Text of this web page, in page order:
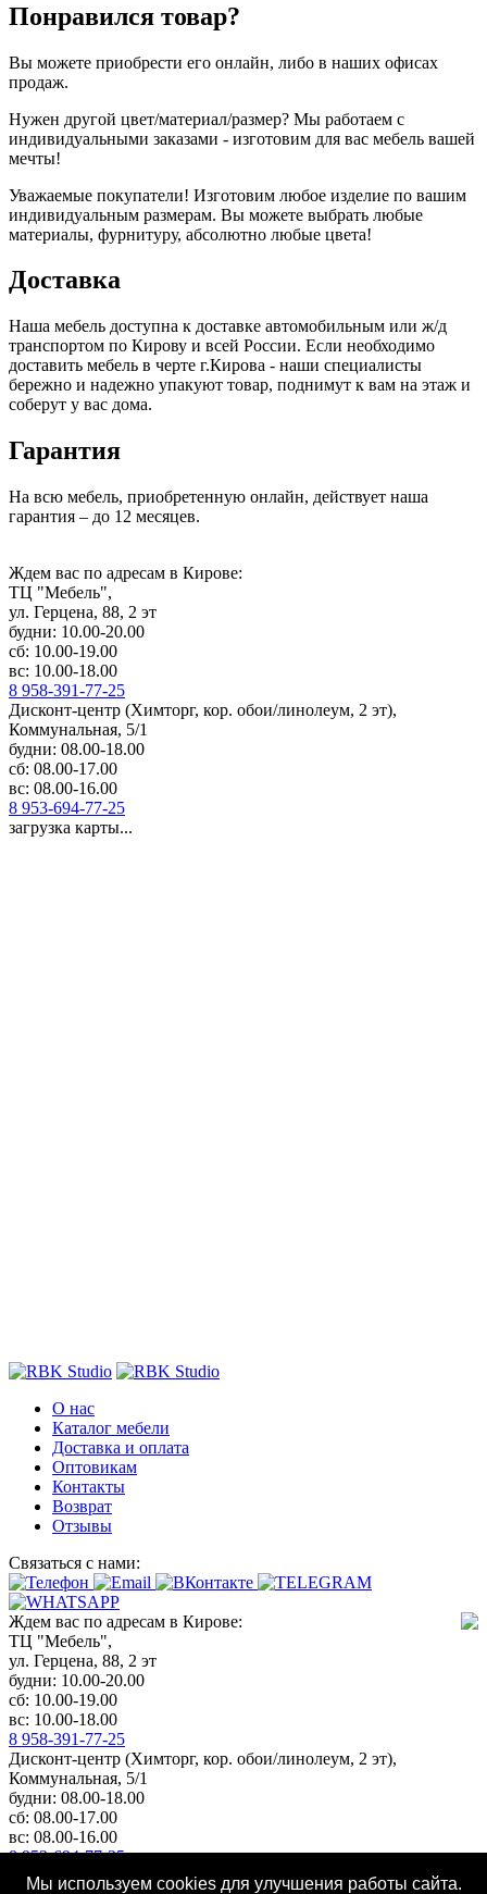
Мы используем cookies для улучшения работы сайта.
Понравился товар?
Вы можете приобрести его онлайн, либо в наших офисах
продаж.
Нужен другой цвет/материал/размер? Мы работаем с
индивидуальными заказами - изготовим для вас мебель вашей
мечты!
Уважаемые покупатели! Изготовим любое изделие по вашим
индивидуальным размерам. Вы можете выбрать любые
материалы, фурнитуру, абсолютно любые цвета!
Доставка
Наша мебель доступна к доставке автомобильным или ж/д
транспортом по Кирову и всей России. Если необходимо
доставить мебель в черте г.Кирова - наши специалисты
бережно и надежно упакуют товар, поднимут к вам на этаж и
соберут у вас дома.
Гарантия
На всю мебель, приобретенную онлайн, действует наша
гарантия – до 12 месяцев.
Ждем вас по адресам в Кирове:
ТЦ "Мебель",
ул. Герцена, 88, 2 эт
будни: 10.00-20.00
сб: 10.00-19.00
вс: 10.00-18.00
8 958-391-77-25
Дисконт-центр (Химторг, кор. обои/линолеум, 2 эт),
Коммунальная, 5/1
будни: 08.00-18.00
сб: 08.00-17.00
вс: 08.00-16.00
8 953-694-77-25
загрузка карты...
О нас
Каталог мебели
Доставка и оплата
Оптовикам
Контакты
Возврат
Отзывы
Связаться с нами:
Ждем вас по адресам в Кирове:
ТЦ "Мебель",
ул. Герцена, 88, 2 эт
будни: 10.00-20.00
сб: 10.00-19.00
вс: 10.00-18.00
8 958-391-77-25
Дисконт-центр (Химторг, кор. обои/линолеум, 2 эт),
Коммунальная, 5/1
будни: 08.00-18.00
сб: 08.00-17.00
вс: 08.00-16.00
8 953-694-77-25
Любое копирование и использование информации с сайта